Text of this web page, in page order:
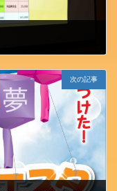
次の記事